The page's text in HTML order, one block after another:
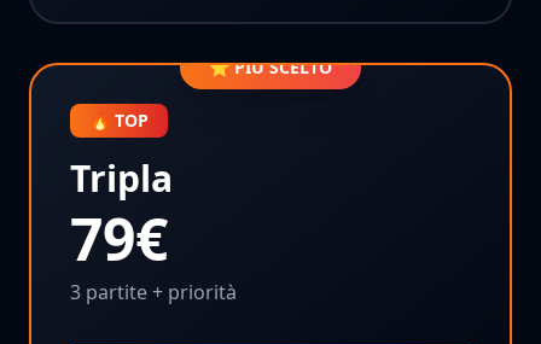
⭐ PIÙ SCELTO
🔥 TOP
Tripla
79€
3 partite + priorità